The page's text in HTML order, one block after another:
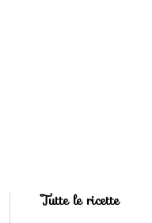
Tutte le ricette